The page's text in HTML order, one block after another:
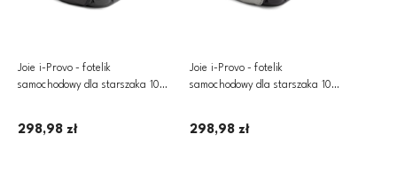
Joie i-Provo - fotelik
samochodowy dla starszaka 100-
298,98 zł
Joie i-Provo - fotelik
samochodowy dla starszaka 100-
298,98 zł